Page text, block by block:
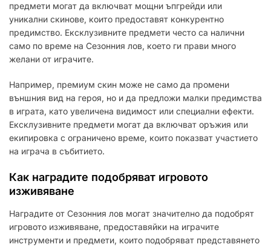
предмети могат да включват мощни ъпгрейди или
уникални скинове, които предоставят конкурентно
предимство. Ексклузивните предмети често са налични
само по време на Сезонния лов, което ги прави много
желани от играчите.
Например, премиум скин може не само да промени
външния вид на героя, но и да предложи малки предимства
в играта, като увеличена видимост или специални ефекти.
Ексклузивните предмети могат да включват оръжия или
екипировка с ограничено време, които показват участието
на играча в събитието.
Как наградите подобряват игровото
изживяване
Наградите от Сезонния лов могат значително да подобрят
игровото изживяване, предоставяйки на играчите
инструменти и предмети, които подобряват представянето